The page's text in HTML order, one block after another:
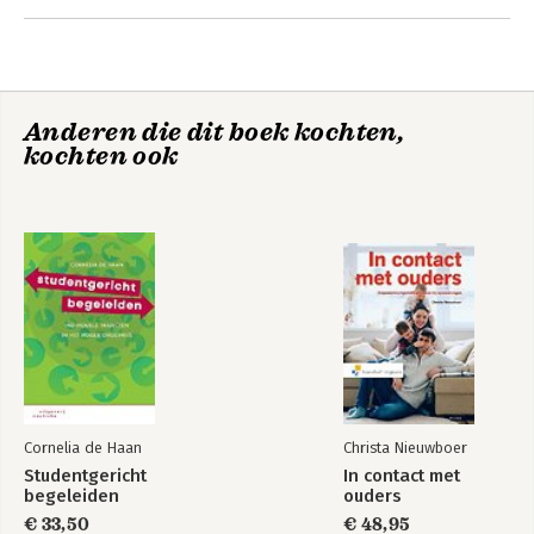
Andere boeken door Jakop Rigter
Het palet van de
psychologie
Handboek
bij kinderen en
jeugdigen
Anderen die dit boek kochten,
kochten ook
Cornelia de Haan
Studentgericht
begeleiden
€ 33,50
Christa Nieuwboer
In contact met
ouders
€ 48,95